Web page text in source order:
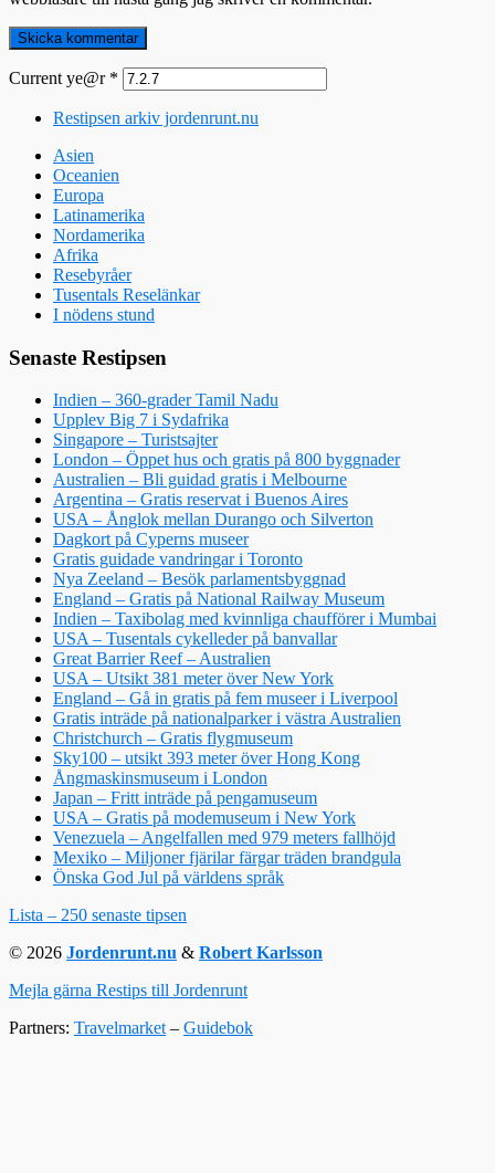
Current ye@r *
Restipsen arkiv jordenrunt.nu
Asien
Oceanien
Europa
Latinamerika
Nordamerika
Afrika
Resebyråer
Tusentals Reselänkar
I nödens stund
Senaste Restipsen
Indien – 360-grader Tamil Nadu
Upplev Big 7 i Sydafrika
Singapore – Turistsajter
London – Öppet hus och gratis på 800 byggnader
Australien – Bli guidad gratis i Melbourne
Argentina – Gratis reservat i Buenos Aires
USA – Ånglok mellan Durango och Silverton
Dagkort på Cyperns museer
Gratis guidade vandringar i Toronto
Nya Zeeland – Besök parlamentsbyggnad
England – Gratis på National Railway Museum
Indien – Taxibolag med kvinnliga chaufförer i Mumbai
USA – Tusentals cykelleder på banvallar
Great Barrier Reef – Australien
USA – Utsikt 381 meter över New York
England – Gå in gratis på fem museer i Liverpool
Gratis inträde på nationalparker i västra Australien
Christchurch – Gratis flygmuseum
Sky100 – utsikt 393 meter över Hong Kong
Ångmaskinsmuseum i London
Japan – Fritt inträde på pengamuseum
USA – Gratis på modemuseum i New York
Venezuela – Angelfallen med 979 meters fallhöjd
Mexiko – Miljoner fjärilar färgar träden brandgula
Önska God Jul på världens språk
Lista – 250 senaste tipsen
© 2026 Jordenrunt.nu & Robert Karlsson
Mejla gärna Restips till Jordenrunt
Partners: Travelmarket– Guidebok